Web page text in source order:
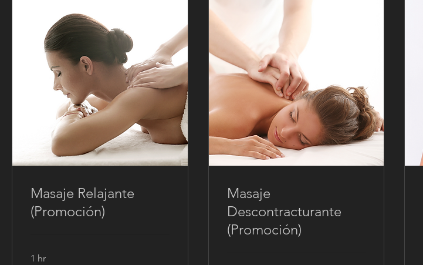
Masaje Relajante
(Promoción)
1 hr
Masaje
Descontracturante
(Promoción)